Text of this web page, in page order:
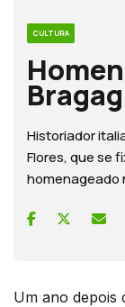
CULTURA
Historiador
Flores, que se
homenageado
Um ano depois